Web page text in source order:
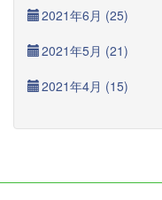
2021年6月 (25)
2021年5月 (21)
2021年4月 (15)